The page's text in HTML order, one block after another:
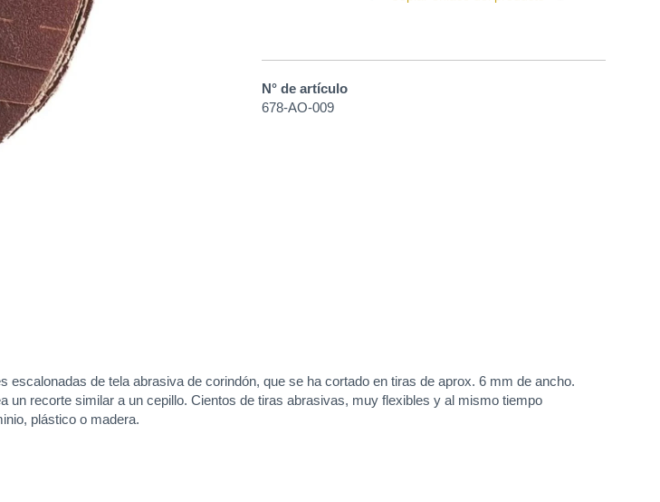
N° de artículo
678-AO-009
de tela abrasiva de corindón, que se ha cortado en tiras de aprox. 6 mm de ancho.
recorte similar a un cepillo. Cientos de tiras abrasivas, muy flexibles y al mismo tiempo
plástico o madera.